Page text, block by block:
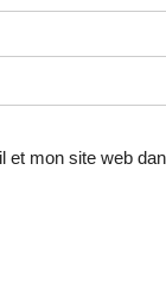
et mon site web